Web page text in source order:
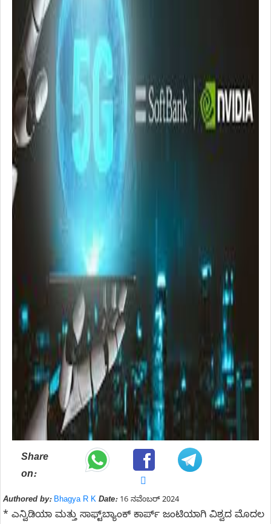
Share
on:
Authored by: Bhagya R K Date:16 ನವೆಂಬರ್ 2024
* ಎನ್ವಿಡಿಯಾ ಮತ್ತು ಸಾಫ್ಟ್‌ಬ್ಯಾಂಕ್ ಕಾರ್ಪ್ ಜಂಟಿಯಾಗಿ ವಿಶ್ವದ ಮೊದಲ